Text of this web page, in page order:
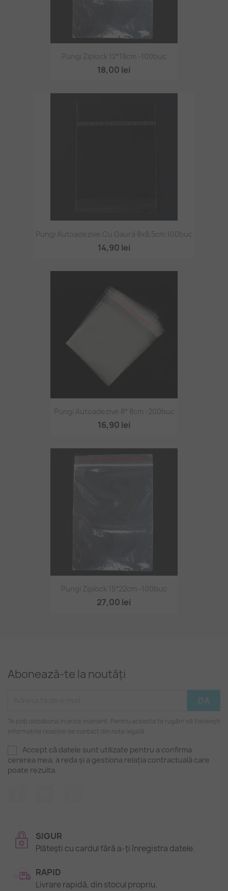
Pungi Ziplock 12*18cm -100buc
18,00 lei
Pungi Autoadezive Cu Gaură 8x8,5cm 100buc
14,90 lei
Pungi Autoadezive 8* 8cm -200buc
16,90 lei
Pungi Ziplock 15*22cm -100buc
27,00 lei
Abonează-te la noutăți
Te poți dezabona în orice moment. Pentru aceasta te rugăm să folosești
informațiile noastre de contact din nota legală.
Accept că datele sunt utilizate pentru a confirma
cererea mea, a reda și a gestiona relația contractuală care
poate rezulta.
SIGUR
Plătești cu cardul fără a-ți înregistra datele.
RAPID
Livrare rapidă, din stocul propriu.